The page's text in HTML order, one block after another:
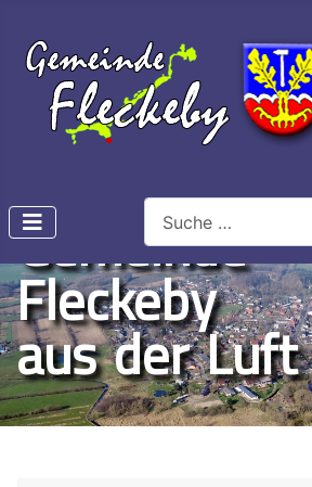
Type 2 or more
Gemeinde
Fleckeby
aus der Luft